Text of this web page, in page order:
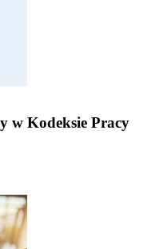
w Kodeksie Pracy